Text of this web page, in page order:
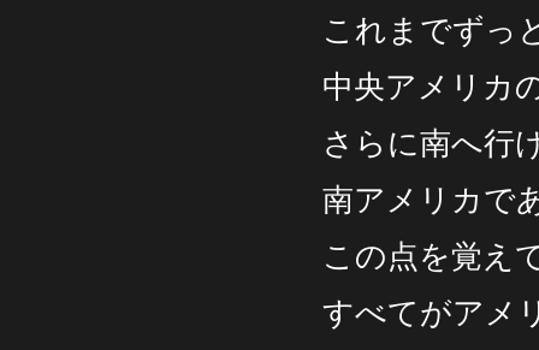
これまでずっ
中央アメリカ
さらに南へ行
南アメリカで
この点を覚え
すべてがアメ